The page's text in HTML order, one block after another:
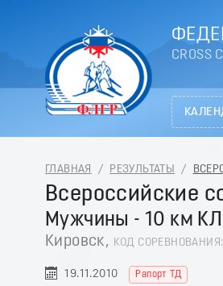
CROSS
ГЛАВНАЯ / РЕЗУЛЬТАТЫ /
Всероссийские
Мужчины - 10 км КЛ
Кировск, КОД СОРЕВНОВАНИЯ:
19.11.2010 Рапорт ТД